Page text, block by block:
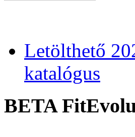
Letölthető
katalógus
BETA